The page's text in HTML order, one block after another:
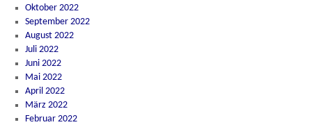
Oktober 2022
September 2022
August 2022
Juli 2022
Juni 2022
Mai 2022
April 2022
März 2022
Februar 2022